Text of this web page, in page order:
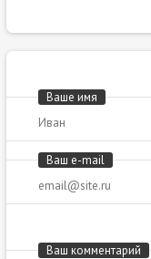
Ваше имя
Ваш e-mail
Ваш комментарий